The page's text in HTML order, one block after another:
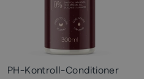
PH-Kontroll-Conditioner